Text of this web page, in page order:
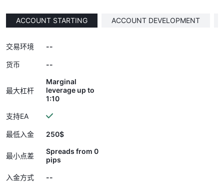
ACCOUNT STARTING ACCOUNT DEVELOPMENT
交易环境 --
货币 --
最大杠杆
Marginal
leverage up to
1:10
支持EA
最低入金 250$
最小点差
Spreads from 0
pips
入金方式 --